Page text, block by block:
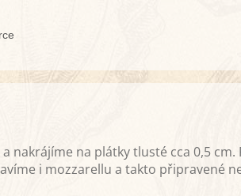
nakrájíme na plátky tlusté cca 0,5
i mozzarellu a takto připravené